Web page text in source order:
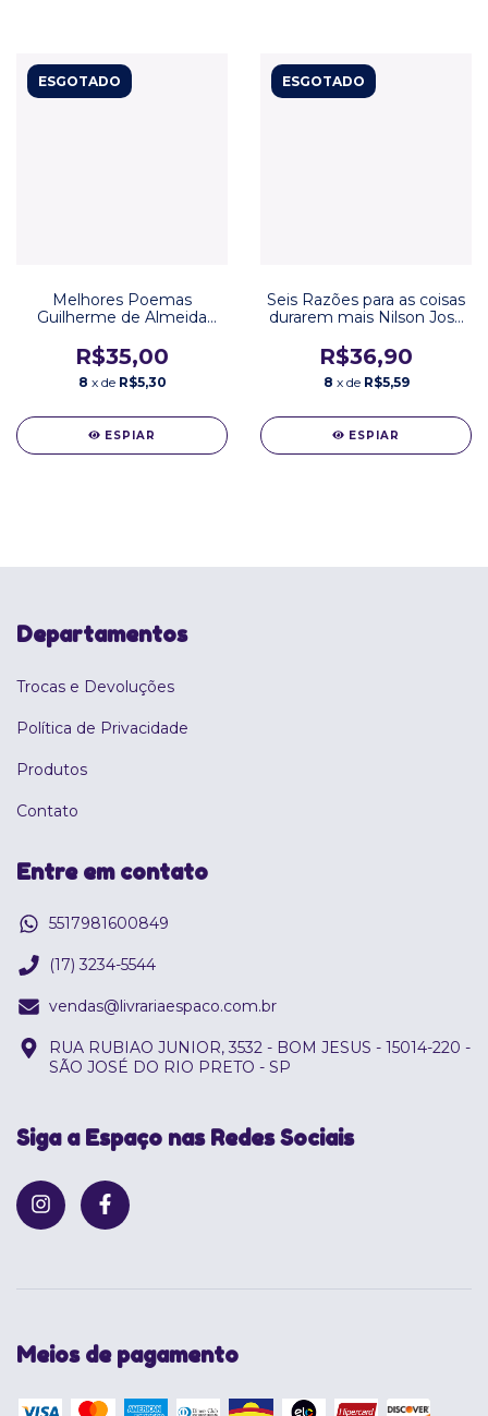
ESGOTADO
Melhores Poemas
Guilherme de Almeida
R$35,00
8 x de R$5,30
ESPIAR
ESGOTADO
Seis Razões para as coisas
durarem mais Nilson José
Escritinha
R$36,90
8 x de R$5,59
ESPIAR
Departamentos
Trocas e Devoluções
Política de Privacidade
Produtos
Contato
Entre em contato
5517981600849
(17) 3234-5544
vendas@livrariaespaco.com.br
RUA RUBIAO JUNIOR, 3532 - BOM JESUS - 15014-220 -
SÃO JOSÉ DO RIO PRETO - SP
Siga a Espaço nas Redes Sociais
Meios de pagamento